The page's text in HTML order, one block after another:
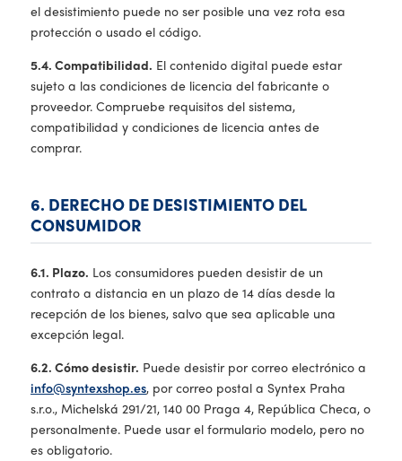
el desistimiento puede no ser posible una vez rota esa
protección o usado el código.
5.4. Compatibilidad. El contenido digital puede estar
sujeto a las condiciones de licencia del fabricante o
proveedor. Compruebe requisitos del sistema,
compatibilidad y condiciones de licencia antes de
comprar.
6. DERECHO DE DESISTIMIENTO DEL
CONSUMIDOR
6.1. Plazo. Los consumidores pueden desistir de un
contrato a distancia en un plazo de 14 días desde la
recepción de los bienes, salvo que sea aplicable una
excepción legal.
6.2. Cómo desistir. Puede desistir por correo electrónico a
info@syntexshop.es, por correo postal a Syntex Praha
s.r.o., Michelská 291/21, 140 00 Praga 4, República Checa, o
personalmente. Puede usar el formulario modelo, pero no
es obligatorio.